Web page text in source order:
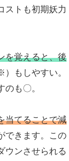
ストも初期妖力
を覚えると、後
もしやすい。
も〇。
当てることで減
できます。この
ウンさせられる